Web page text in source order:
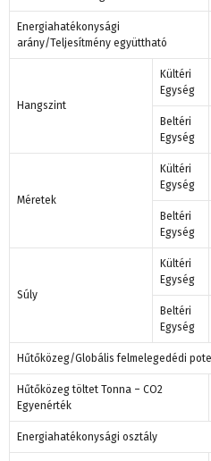
Energiahatékonysági
arány/Teljesítmény együttható
Hangszint
Kültéri
Egység
Beltéri
Egység
Méretek
Kültéri
Egység
Beltéri
Egység
Súly
Kültéri
Egység
Beltéri
Egység
Hűtőközeg/Globális felmelegedédi
Hűtőközeg töltet Tonna – CO2
Egyenérték
Energiahatékonysági osztály